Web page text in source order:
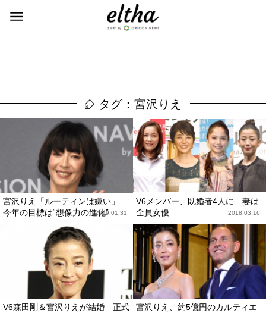
タグ：宮沢りえ
宮沢りえ「ルーティンは嫌い」
今年の目標は“想像力の進化”2019.01.31
V6メンバー、既婚者4人に 妻は
全員女優
2018.03.16
V6森田剛＆宮沢りえが結婚 正式
宮沢りえ、約5億円のカルティエ